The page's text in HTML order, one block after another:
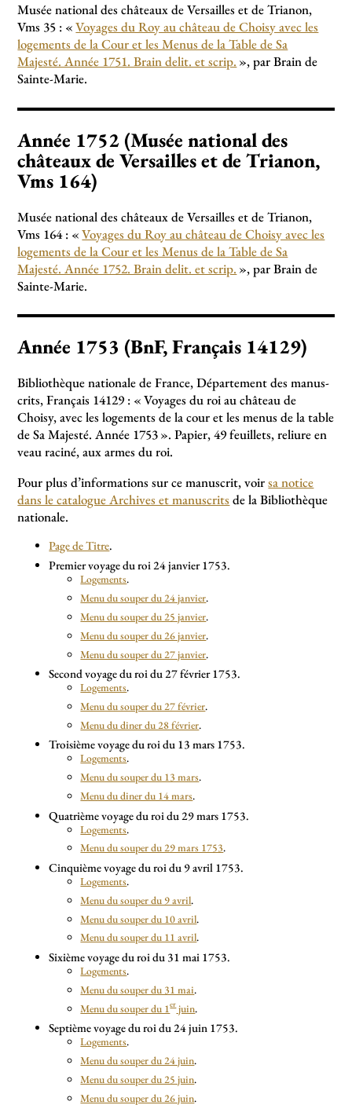
Musée national des châteaux de Versailles et de Trianon,
Vms 35 : «Voyages du Roy au château de Choisy avec les
logements de la Cour et les Menus de la Table de Sa
Majesté. Année 1751. Brain delit. et scrip. », par Brain de
Sainte-Marie.
Année 1752 (Musée national des
châteaux de Versailles et de Trianon,
Vms 164)
Musée national des châteaux de Versailles et de Trianon,
Vms 164 : «Voyages du Roy au château de Choisy avec les
logements de la Cour et les Menus de la Table de Sa
Majesté. Année 1752. Brain delit. et scrip. », par Brain de
Sainte-Marie.
Année 1753 (BnF, Français 14129)
Bibliothèque natio­nale de France, Département des manus­
crits, Français 14129 : «Voyages du roi au château de
Choisy, avec les logements de la cour et les menus de la table
de Sa Majesté. Année 1753». Papier, 49 feuillets, reliure en
veau raciné, aux armes du roi.
Pour plus d’informations sur ce manuscrit, voirsa notice
dans le catalogue Archives et manuscrits de la Bibliothèque
nationale.
Page de Titre.
Premier voyage du roi 24 janvier 1753.
Logements.
Menu du souper du 24 janvier.
Menu du souper du 25 janvier.
Menu du souper du 26 janvier.
Menu du souper du 27 janvier.
Second voyage du roi du 27 février 1753.
Logements.
Menu du souper du 27 février.
Menu du diner du 28 février.
Troisième voyage du roi du 13 mars 1753.
Logements.
Menu du souper du 13 mars.
Menu du diner du 14 mars.
Quatrième voyage du roi du 29 mars 1753.
Logements.
Menu du souper du 29 mars 1753.
Cinquième voyage du roi du 9 avril 1753.
Logements.
Menu du souper du 9 avril.
Menu du souper du 10 avril.
Menu du souper du 11 avril.
Sixième voyage du roi du 31 mai 1753.
Logements.
Menu du souper du 31 mai.
Menu du souper du 1erjuin.
Septième voyage du roi du 24 juin 1753.
Logements.
Menu du souper du 24 juin.
Menu du souper du 25 juin.
Menu du souper du 26 juin.